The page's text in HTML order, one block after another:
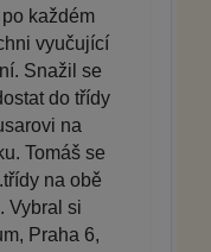
každém
vyučující
Snažil se
do třídy
na
Tomáš se
na obě
Vybral si
Praha 6,